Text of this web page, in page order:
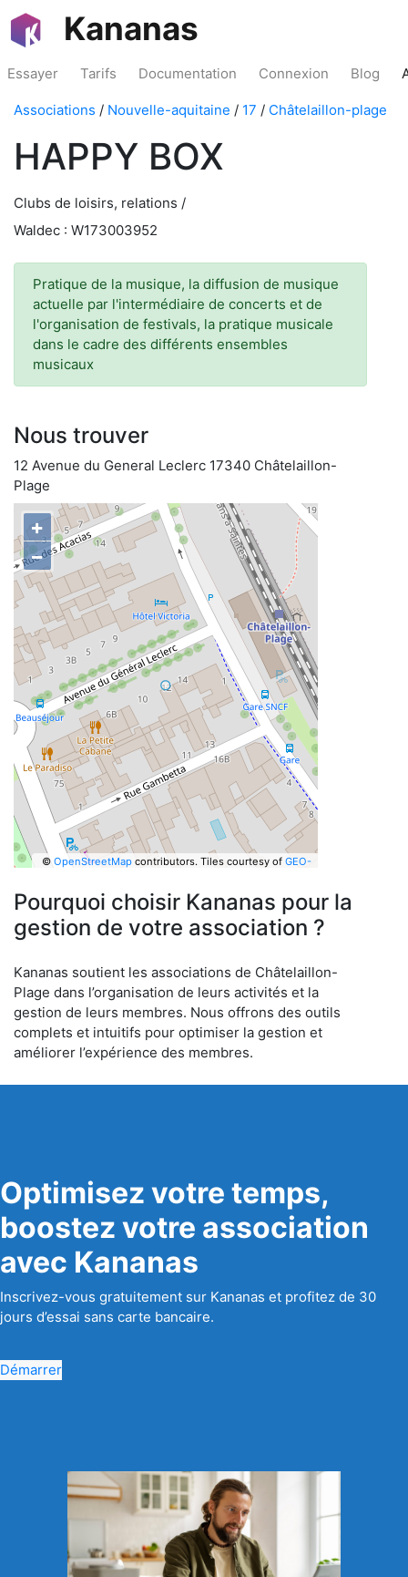
Kananas
Essayer Tarifs Documentation Connexion Blog
Associations / Nouvelle-aquitaine / 17 / Châtelaillon-plage
HAPPY BOX
Clubs de loisirs, relations /
Waldec : W173003952
Pratique de la musique, la diffusion de musique
actuelle par l'intermédiaire de concerts et de
l'organisation de festivals, la pratique musicale
dans le cadre des différents ensembles
musicaux
Nous trouver
12 Avenue du General Leclerc 17340 Châtelaillon-
Plage
+
−
© OpenStreetMapcontributors. Tiles courtesy of GEO-
Pourquoi choisir Kananas pour la
gestion de votre association ?
Kananas soutient les associations de Châtelaillon-
Plage dans l’organisation de leurs activités et la
gestion de leurs membres. Nous offrons des outils
complets et intuitifs pour optimiser la gestion et
améliorer l’expérience des membres.
Optimisez votre temps,
boostez votre association
avec Kananas
Inscrivez-vous gratuitement sur Kananas et profitez de 30
jours d’essai sans carte bancaire.
Démarrer